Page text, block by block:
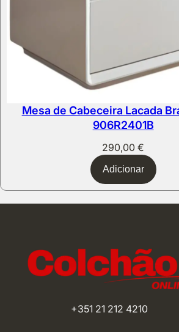
Mesa de Cabeceira Lacada
906R2401B
290,00€
Adicionar
+351 21 212 4210